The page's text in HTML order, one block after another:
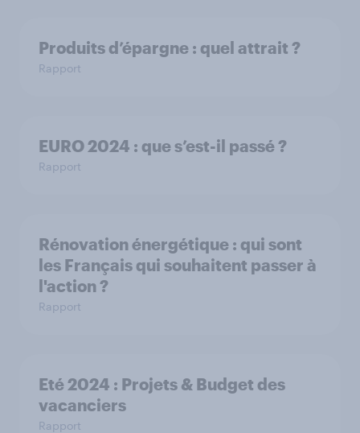
Produits d’épargne : quel attrait ?
Rapport
EURO 2024 : que s’est-il passé ?
Rapport
Rénovation énergétique : qui sont
les Français qui souhaitent passer à
l'action ?
Rapport
Eté 2024 : Projets & Budget des
vacanciers
Rapport